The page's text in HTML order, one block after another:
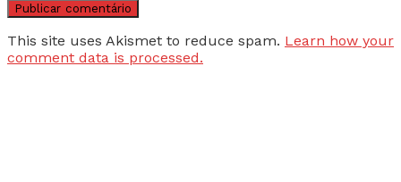
This site uses Akismet to reduce spam. Learn how your
comment data is processed.